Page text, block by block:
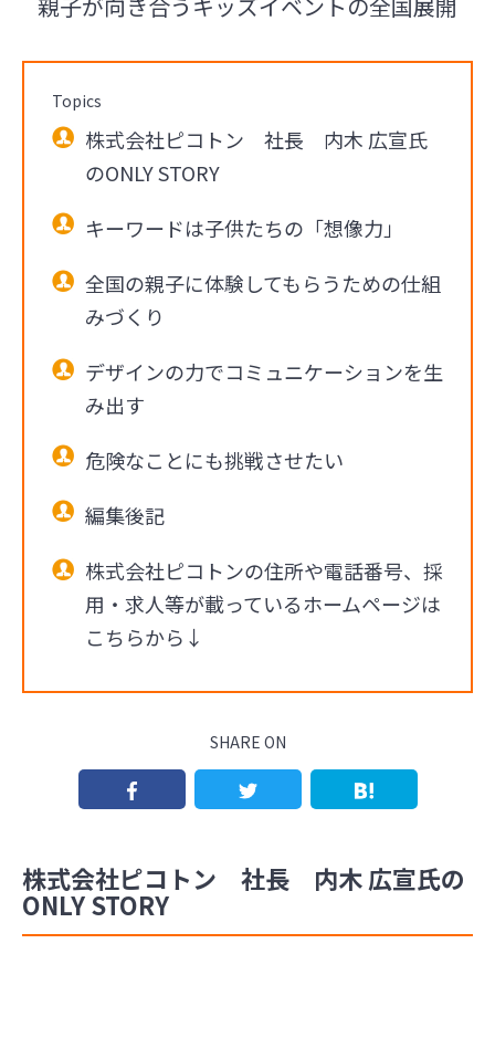
Topics
株式会社ピコトン 社長 内木 広宣氏
のONLY STORY
キーワードは子供たちの「想像力」
全国の親子に体験してもらうための仕組
みづくり
デザインの力でコミュニケーションを生
み出す
危険なことにも挑戦させたい
編集後記
株式会社ピコトンの住所や電話番号、採
用・求人等が載っているホームページは
こちらから↓
SHARE ON
株式会社ピコトン 社長 内木 広宣氏の
ONLY STORY